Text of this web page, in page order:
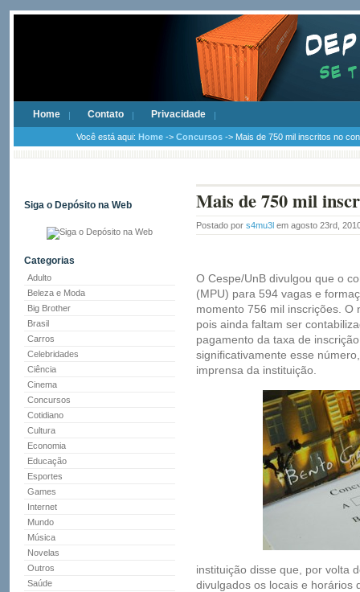
Home Contato Privacidade
Você está aqui: Home -> Concursos -> Mais de 750 mil inscritos no
Siga o Depósito na Web
Categorias
Adulto
Beleza e Moda
Big Brother
Brasil
Carros
Celebridades
Ciência
Cinema
Concursos
Cotidiano
Cultura
Economia
Educação
Esportes
Games
Internet
Mundo
Música
Novelas
Outros
Saúde
Mais de 750 mil
Postado por s4mu3l em agosto 23rd,
O Cespe/UnB divulgou que o
(MPU) para 594 vagas e
momento 756 mil inscrições.
pois ainda faltam ser
pagamento da taxa de
significativamente esse
imprensa da instituição.
instituição disse que, por volta
divulgados os locais e horários